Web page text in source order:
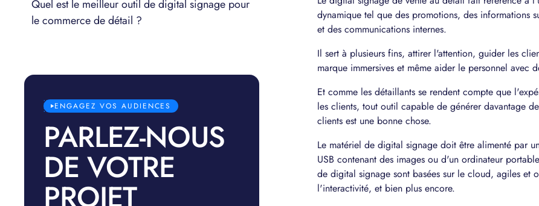
Quel est le meilleur outil de digital signage pour
le commerce de détail ?
ENGAGEZ VOS AUDIENCES
PARLEZ-NOUS
DE VOTRE
PROJET
dynamique tel que des promotions, des informations
et des communications internes.
Il sert à plusieurs fins, attirer l'attention, guider les
marque immersives et même aider le personnel avec
Et comme les détaillants se rendent compte que
les clients, tout outil capable de générer davantage
clients est une bonne chose.
Le matériel de digital signage doit être alimenté par
USB contenant des images ou d'un ordinateur
de digital signage sont basées sur le cloud, agiles et
l'interactivité, et bien plus encore.